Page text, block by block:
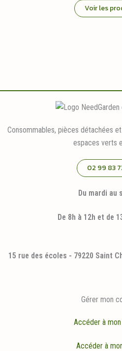
Voir les
Consommables, pièces détachées
espaces verts
02 99 83
Du mardi au
De 8h à 12h et de
15 rue des écoles - 79220 Saint
Gérer mon
Accéder à
Accéder à